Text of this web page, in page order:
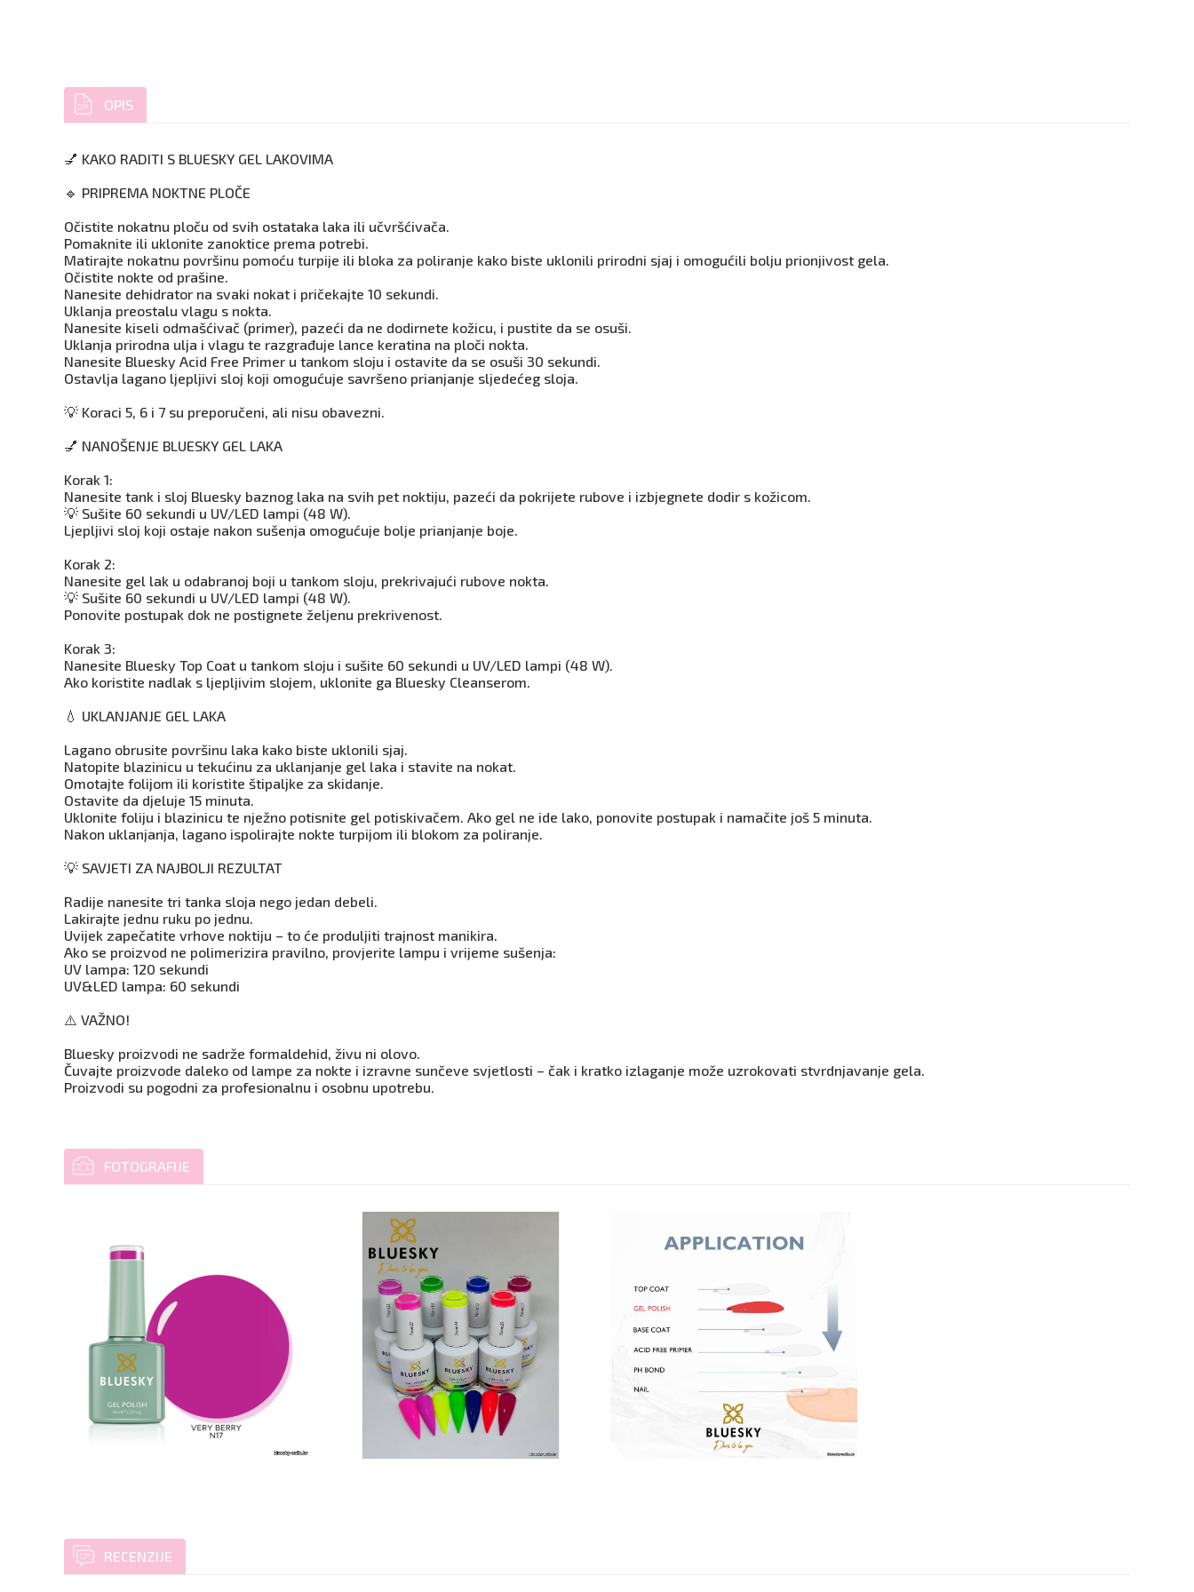
OPIS
💅 KAKO RADITI S BLUESKY GEL LAKOVIMA
🔹 PRIPREMA NOKTNE PLOČE
Očistite nokatnu ploču od svih ostataka laka ili učvršćivača.
Pomaknite ili uklonite zanoktice prema potrebi.
Matirajte nokatnu površinu pomoću turpije ili bloka za poliranje kako biste uklonili prirodni sjaj i omogućili bolju prionjivost gela.
Očistite nokte od prašine.
Nanesite dehidrator na svaki nokat i pričekajte 10 sekundi.
Uklanja preostalu vlagu s nokta.
Nanesite kiseli odmašćivač (primer), pazeći da ne dodirnete kožicu, i pustite da se osuši.
Uklanja prirodna ulja i vlagu te razgrađuje lance keratina na ploči nokta.
Nanesite Bluesky Acid Free Primer u tankom sloju i ostavite da se osuši 30 sekundi.
Ostavlja lagano ljepljivi sloj koji omogućuje savršeno prianjanje sljedećeg sloja.
💡 Koraci 5, 6 i 7 su preporučeni, ali nisu obavezni.
💅 NANOŠENJE BLUESKY GEL LAKA
Korak 1:
Nanesite tank i sloj Bluesky baznog laka na svih pet noktiju, pazeći da pokrijete rubove i izbjegnete dodir s kožicom.
💡 Sušite 60 sekundi u UV/LED lampi (48 W).
Ljepljivi sloj koji ostaje nakon sušenja omogućuje bolje prianjanje boje.
Korak 2:
Nanesite gel lak u odabranoj boji u tankom sloju, prekrivajući rubove nokta.
💡 Sušite 60 sekundi u UV/LED lampi (48 W).
Ponovite postupak dok ne postignete željenu prekrivenost.
Korak 3:
Nanesite Bluesky Top Coat u tankom sloju i sušite 60 sekundi u UV/LED lampi (48 W).
Ako koristite nadlak s ljepljivim slojem, uklonite ga Bluesky Cleanserom.
💧 UKLANJANJE GEL LAKA
Lagano obrusite površinu laka kako biste uklonili sjaj.
Natopite blazinicu u tekućinu za uklanjanje gel laka i stavite na nokat.
Omotajte folijom ili koristite štipaljke za skidanje.
Ostavite da djeluje 15 minuta.
Uklonite foliju i blazinicu te nježno potisnite gel potiskivačem. Ako gel ne ide lako, ponovite postupak i namačite još 5 minuta.
Nakon uklanjanja, lagano ispolirajte nokte turpijom ili blokom za poliranje.
💡 SAVJETI ZA NAJBOLJI REZULTAT
Radije nanesite tri tanka sloja nego jedan debeli.
Lakirajte jednu ruku po jednu.
Uvijek zapečatite vrhove noktiju – to će produljiti trajnost manikira.
Ako se proizvod ne polimerizira pravilno, provjerite lampu i vrijeme sušenja:
UV lampa: 120 sekundi
UV&LED lampa: 60 sekundi
⚠️ VAŽNO!
Bluesky proizvodi ne sadrže formaldehid, živu ni olovo.
Čuvajte proizvode daleko od lampe za nokte i izravne sunčeve svjetlosti – čak i kratko izlaganje može uzrokovati stvrdnjavanje gela.
Proizvodi su pogodni za profesionalnu i osobnu upotrebu.
FOTOGRAFIJE
RECENZIJE